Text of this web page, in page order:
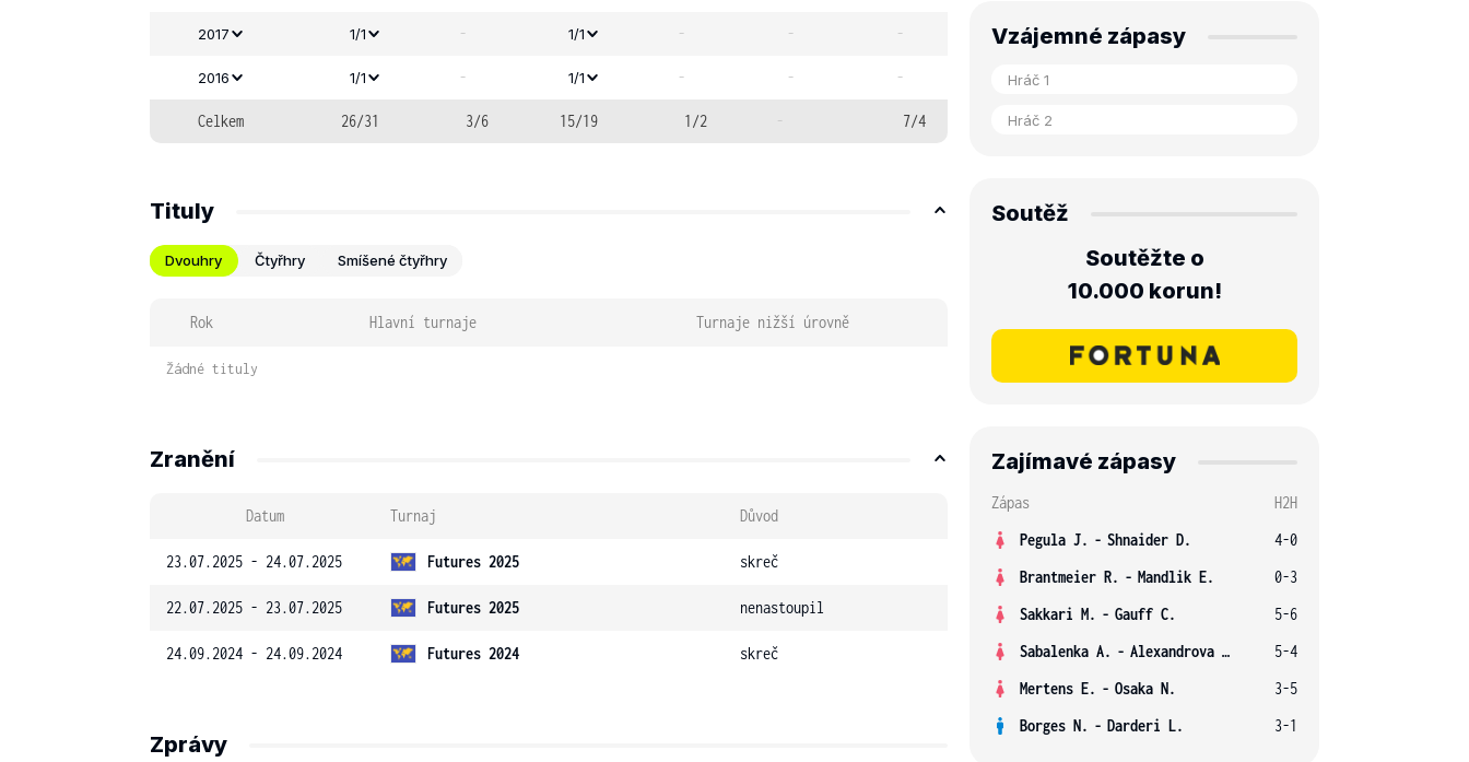
2017 1/1 - 1/1 - - -
2016 1/1 - 1/1 - - -
Celkem 26/31 3/6 15/19 1/2 - 7/4
Tituly
Dvouhry Čtyřhry Smíšené čtyřhry
Rok Hlavní turnaje Turnaje nižší úrovně
Žádné tituly
Zranění
Datum Turnaj Důvod
23.07.2025 - 24.07.2025 Futures 2025 skreč
22.07.2025 - 23.07.2025 Futures 2025 nenastoupil
24.09.2024 - 24.09.2024 Futures 2024 skreč
Zprávy
Vzájemné zápasy
Soutěž
Soutěžte o
10.000 korun!
Zajímavé zápasy
Zápas
H2H
Pegula J. - Shnaider D.
4-0
Brantmeier R. - Mandlik E.
0-3
Sakkari M. - Gauff C.
5-6
Sabalenka A. - Alexandrova E.
5-4
Mertens E. - Osaka N.
3-5
Borges N. - Darderi L. 3-1